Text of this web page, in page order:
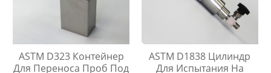
ASTM D323 Контейнер
Для Переноса Проб Под
ASTM D1838 Цилиндр
Для Испытания На